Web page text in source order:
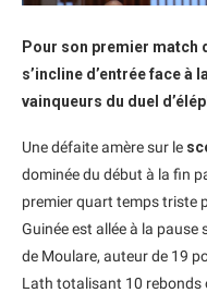
Pour son premier match
s’incline d’entrée face à
vainqueurs du duel
Une défaite amère sur le
dominée du début à la fin
premier quart temps triste
Guinée est allée à la pause
de Moulare, auteur de 19
Lath totalisant 10 rebonds